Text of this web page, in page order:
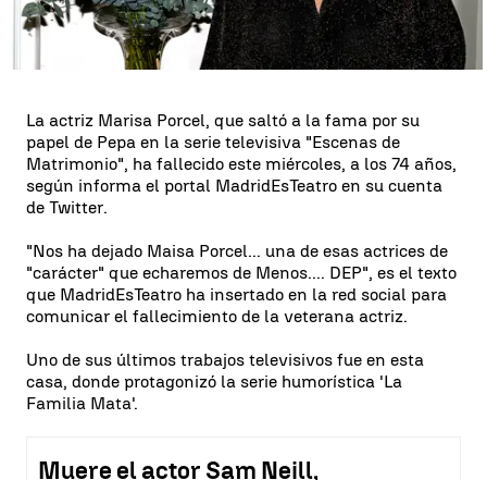
Whatsapp
Facebook
X Linkedin
La actriz Marisa Porcel, que saltó a la fama por su
papel de Pepa en la serie televisiva "Escenas de
Matrimonio", ha fallecido este miércoles, a los 74 años,
según informa el portal MadridEsTeatro en su cuenta
de Twitter.
"Nos ha dejado Maisa Porcel... una de esas actrices de
"carácter" que echaremos de Menos.... DEP", es el texto
que MadridEsTeatro ha insertado en la red social para
comunicar el fallecimiento de la veterana actriz.
Uno de sus últimos trabajos televisivos fue en esta
casa, donde protagonizó la serie humorística 'La
Familia Mata'.
Muere el actor Sam Neill,